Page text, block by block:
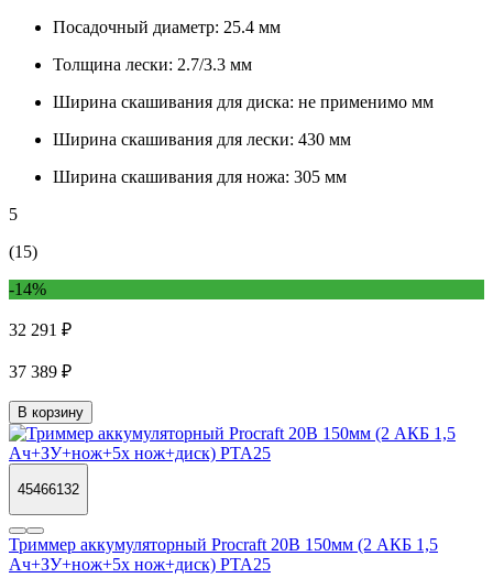
Посадочный диаметр: 25.4 мм
Толщина лески: 2.7/3.3 мм
Ширина скашивания для диска: не применимо мм
Ширина скашивания для лески: 430 мм
Ширина скашивания для ножа: 305 мм
5
(15)
-14%
32 291 ₽
37 389 ₽
В корзину
45466132
Триммер аккумуляторный Procraft 20В 150мм (2 АКБ 1,5
Ач+ЗУ+нож+5х нож+диск) PTA25